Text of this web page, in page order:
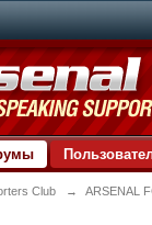
Club → ARSENAL